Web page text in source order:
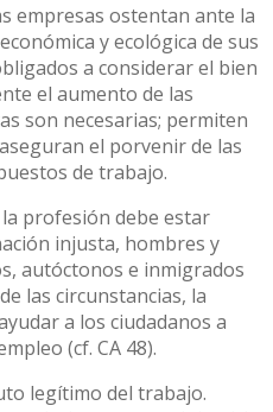
empresas ostentan ante la
y ecológica de sus
a considerar el bien
el aumento de las
son necesarias; permiten
el porvenir de las
de trabajo.
la profesión debe estar
injusta, hombres y
autóctonos e inmigrados
las circunstancias, la
a los ciudadanos a
(cf. CA 48).
legítimo del trabajo.